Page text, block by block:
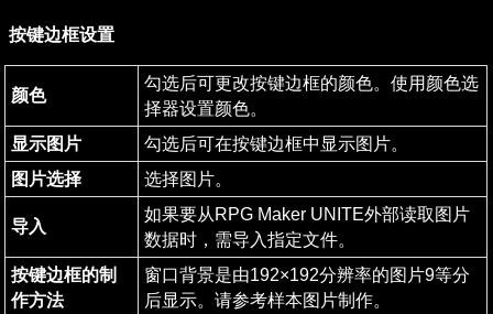
按键边框设置
颜色
勾选后可更改按键边框的颜色。使用颜色选
择器设置颜色。
显示图片
勾选后可在按键边框中显示图片。
图片选择
选择图片。
导入
如果要从RPG Maker UNITE外部读取图片
数据时，需导入指定文件。
按键边框的制
作方法
窗口背景是由192×192分辨率的图片9等分
后显示。请参考样本图片制作。